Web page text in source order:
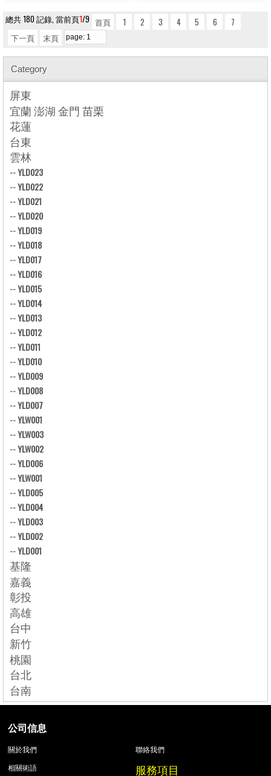
總共 180 記錄, 當前頁1/9 首頁 1 2 3 4 5 6
7
下一頁
末頁
Category
屏東
宜蘭 澎湖 金門 苗栗
花蓮
台東
雲林
--YLD023
--YLD022
--YLD021
--YLD020
--YLD019
--YLD018
--YLD017
--YLD016
--YLD015
--YLD014
--YLD013
--YLD012
--YLD011
--YLD010
--YLD009
--YLD008
--YLD007
--YLW001
--YLW003
--YLW002
--YLD006
--YLW001
--YLD005
--YLD004
--YLD003
--YLD002
--YLD001
基隆
嘉義
彰投
高雄
台中
新竹
桃園
台北
台南
公司信息
關於我們
聯絡我們
相關術語
服務項目